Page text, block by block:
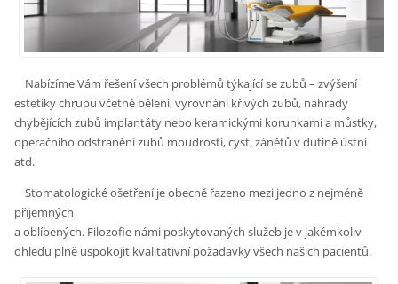
Nabízíme Vám řešení všech problémů týkající se zubů – zvýšení
estetiky chrupu včetně bělení, vyrovnání křivých zubů, náhrady
chybějících zubů implantáty nebo keramickými korunkami a můstky,
operačního odstranění zubů moudrosti, cyst, zánětů v dutině ústní
atd.
Stomatologické ošetření je obecně řazeno mezi jedno z nejméně
příjemných
a oblíbených. Filozofie námi poskytovaných služeb je v jakémkoliv
ohledu plně uspokojit kvalitativní požadavky všech našich pacientů.